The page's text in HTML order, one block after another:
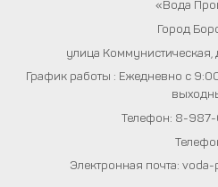
«Вода
Город
улица
График работы : Ежедневно с
Телефон: 8-
Электронная почта: voda-